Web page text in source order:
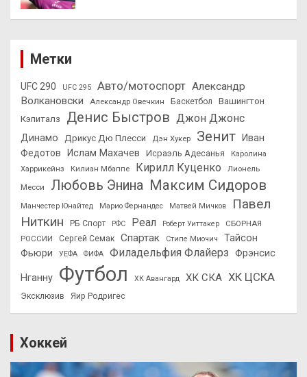
Метки
UFC 290 UFC 295 Авто/мотоспорт Александр
Волкановски
Александр Овечкин Баскетбол
Вашингтон
Кэпиталз
Денис Быстров Джон Джонс
Динамо Дрикус Дю Плесси Дэн Хукер Зенит
Иван
Федотов
Ислам Махачев Исраэль Адесанья
Каролина
Харрикейнз
Килиан Мбаппе Кирилл Куценко
Лионель
Месси
Любовь Энина Максим Сидоров
Манчестер Юнайтед Марио Фернандес Матвей Мичков
Павел
Ниткин
РБ Спорт РФС Реал Роберт Уиттакер
СБОРНАЯ
РОССИИ
Сергей Семак Спартак Стипе Миочич
Тайсон
Фьюри
УЕФА ФИФА Филадельфия Флайерз Фрэнсис
Нганну Футбол ХК Авангард ХК СКА ХК ЦСКА
Эксклюзив Яир Родригес
Хоккей